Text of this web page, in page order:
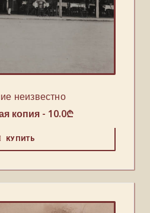
неизвестно
копия - 10.0₾
КУПИТЬ